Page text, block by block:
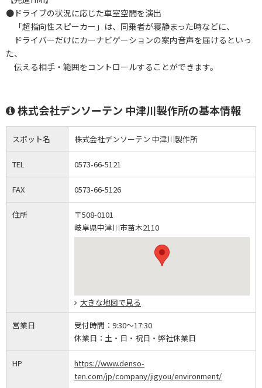
●ドライブの状況に応じた車室空間を演出
「超指向性スピーカー」は、同乗者が寝静まった時などに、
ドライバーだけにカーナビゲーションの案内音声を届けるといっ
た、
伝える相手・範囲をコントロールすることができます。
株式会社デンソーテン 中津川製作所の基本情報
スポット名 株式会社デンソーテン 中津川製作所
TEL 0573-66-5121
FAX 0573-66-5126
住所
〒508-0101
岐阜県中津川市苗木2110
大きな地図で見る
営業日 受付時間： 9:30～17:30
休業日： 土・日・祝日・弊社休業日
HP
https://www.denso-
ten.com/jp/company/jigyou/environment/